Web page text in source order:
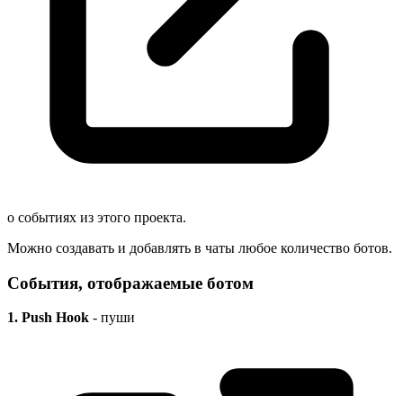
о событиях из этого проекта.
Можно создавать и добавлять в чаты любое количество ботов.
События, отображаемые ботом
1. Push Hook - пуши